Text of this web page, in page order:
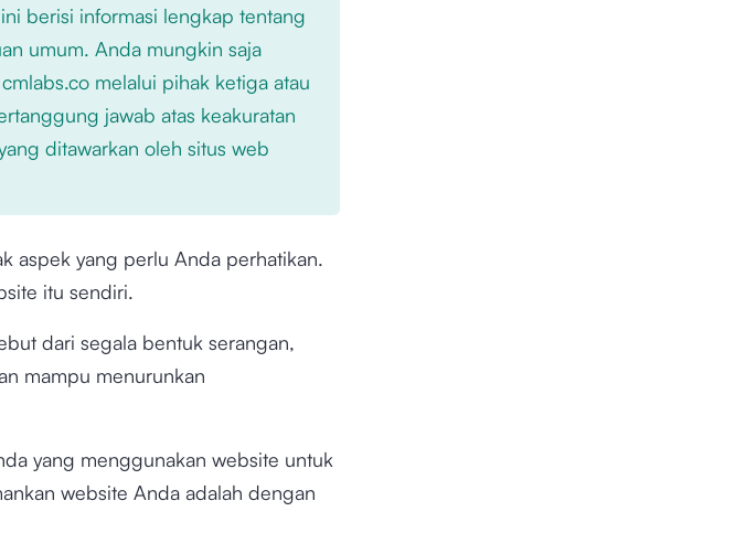
berisi informasi lengkap tentang
umum. Anda mungkin saja
melalui pihak ketiga atau
jawab atas keakuratan
ditawarkan oleh situs web
aspek yang perlu Anda perhatikan.
itu sendiri.
dari segala bentuk serangan,
mampu menurunkan
yang menggunakan website untuk
website Anda adalah dengan